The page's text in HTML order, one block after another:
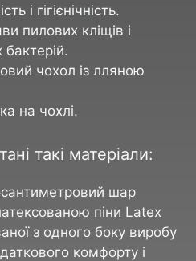
і гігієнічність.
пилових кліщів і
чохол із лляною
на чохлі.
такі матеріали:
шар
піни Latex
з одного боку виробу
комфорту і